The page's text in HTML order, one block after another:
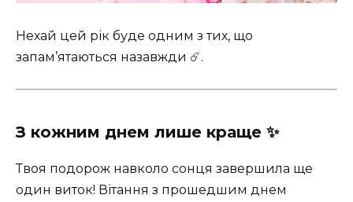
Нехай цей рік буде одним з тих, що
запам’ятаються назавжди ☄️.
З кожним днем лише краще ✨
Твоя подорож навколо сонця завершила ще
один виток! Вітання з прошедшим днем